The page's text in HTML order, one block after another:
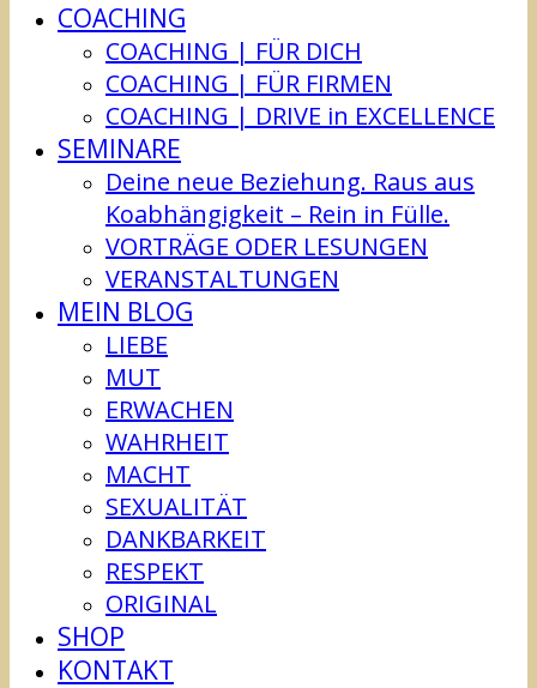
COACHING
COACHING | FÜR DICH
COACHING | FÜR FIRMEN
COACHING | DRIVE in EXCELLENCE
SEMINARE
Deine neue Beziehung. Raus aus
Koabhängigkeit – Rein in Fülle.
VORTRÄGE ODER LESUNGEN
VERANSTALTUNGEN
MEIN BLOG
LIEBE
MUT
ERWACHEN
WAHRHEIT
MACHT
SEXUALITÄT
DANKBARKEIT
RESPEKT
ORIGINAL
SHOP
KONTAKT